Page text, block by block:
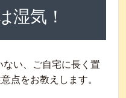
湿気！
い、ご自宅に長く置
点をお教えします。